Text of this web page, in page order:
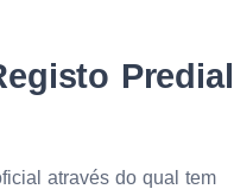
Predial
através do qual tem